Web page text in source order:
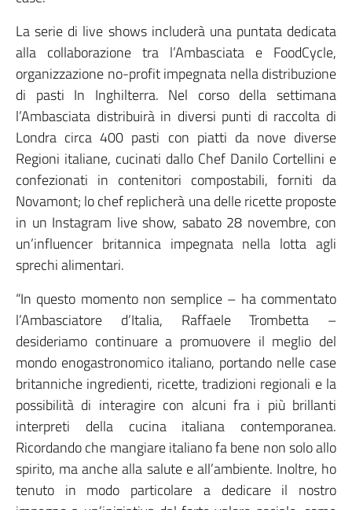
La serie di live shows includerà una puntata dedicata
alla collaborazione tra l’Ambasciata e FoodCycle,
organizzazione no-profit impegnata nella distribuzione
di pasti In Inghilterra. Nel corso della settimana
l’Ambasciata distribuirà in diversi punti di raccolta di
Londra circa 400 pasti con piatti da nove diverse
Regioni italiane, cucinati dallo Chef Danilo Cortellini e
confezionati in contenitori compostabili, forniti da
Novamont; lo chef replicherà una delle ricette proposte
in un Instagram live show, sabato 28 novembre, con
un’influencer britannica impegnata nella lotta agli
sprechi alimentari.
“In questo momento non semplice – ha commentato
l’Ambasciatore d’Italia, Raffaele Trombetta –
desideriamo continuare a promuovere il meglio del
mondo enogastronomico italiano, portando nelle case
britanniche ingredienti, ricette, tradizioni regionali e la
possibilità di interagire con alcuni fra i più brillanti
interpreti della cucina italiana contemporanea.
Ricordando che mangiare italiano fa bene non solo allo
spirito, ma anche alla salute e all’ambiente. Inoltre, ho
tenuto in modo particolare a dedicare il nostro